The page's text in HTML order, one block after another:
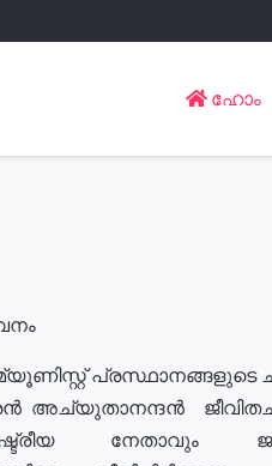
ഹോം
പ്രസ്ഥാനങ്ങളുടെ
അച്യുതാനന്ദൻ
നേതാവും